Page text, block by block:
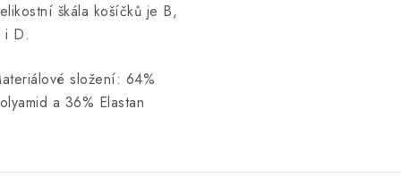
škála košíčků je B,
i D.
složení: 64%
a 36% Elastan